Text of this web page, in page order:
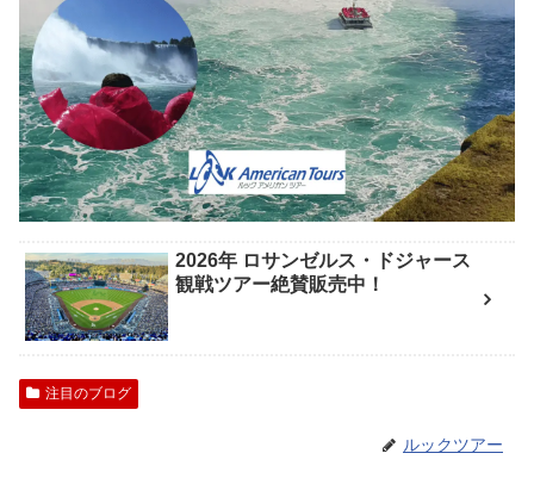
2026年 ロサンゼルス・ドジャース
観戦ツアー絶賛販売中！
注目のブログ
ルックツアー